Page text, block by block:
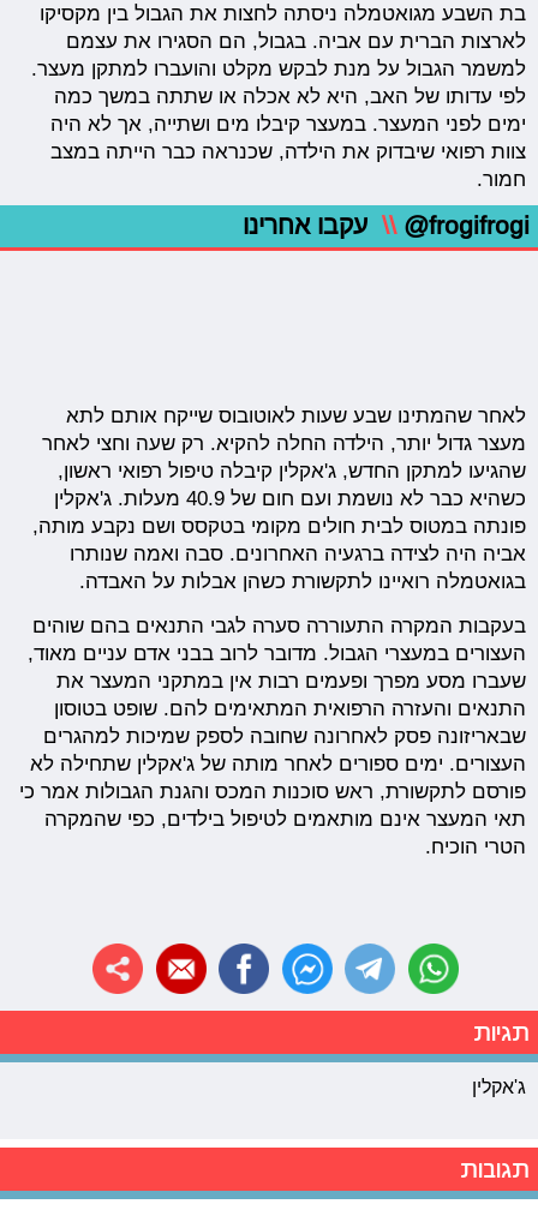
בת השבע מגואטמלה ניסתה לחצות את הגבול בין מקסיקו
לארצות הברית עם אביה. בגבול, הם הסגירו את עצמם
למשמר הגבול על מנת לבקש מקלט והועברו למתקן מעצר.
לפי עדותו של האב, היא לא אכלה או שתתה במשך כמה
ימים לפני המעצר. במעצר קיבלו מים ושתייה, אך לא היה
צוות רפואי שיבדוק את הילדה, שכנראה כבר הייתה במצב
חמור.
@frogifrogi
\\ עקבו אחרינו
לאחר שהמתינו שבע שעות לאוטובוס שייקח אותם לתא
מעצר גדול יותר, הילדה החלה להקיא. רק שעה וחצי לאחר
שהגיעו למתקן החדש, ג'אקלין קיבלה טיפול רפואי ראשון,
כשהיא כבר לא נושמת ועם חום של 40.9 מעלות. ג'אקלין
פונתה במטוס לבית חולים מקומי בטקסס ושם נקבע מותה,
אביה היה לצידה ברגעיה האחרונים. סבה ואמה שנותרו
בגואטמלה רואיינו לתקשורת כשהן אבלות על האבדה.
בעקבות המקרה התעוררה סערה לגבי התנאים בהם שוהים
העצורים במעצרי הגבול. מדובר לרוב בבני אדם עניים מאוד,
שעברו מסע מפרך ופעמים רבות אין במתקני המעצר את
התנאים והעזרה הרפואית המתאימים להם. שופט בטוסון
שבאריזונה פסק לאחרונה שחובה לספק שמיכות למהגרים
העצורים. ימים ספורים לאחר מותה של ג'אקלין שתחילה לא
פורסם לתקשורת, ראש סוכנות המכס והגנת הגבולות אמר כי
תאי המעצר אינם מותאמים לטיפול בילדים, כפי שהמקרה
הטרי הוכיח.
תגיות
ג'אקלין
תגובות